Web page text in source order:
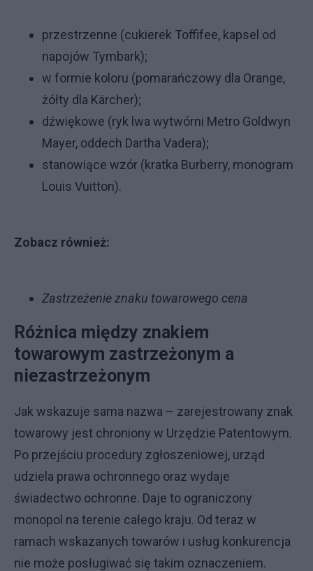
przestrzenne (cukierek Toffifee, kapsel od
napojów Tymbark);
w formie koloru (pomarańczowy dla Orange,
żółty dla Kärcher);
dźwiękowe (ryk lwa wytwórni Metro Goldwyn
Mayer, oddech Dartha Vadera);
stanowiące wzór (kratka Burberry, monogram
Louis Vuitton).
Zobacz również:
Zastrzeżenie znaku towarowego cena
Różnica między znakiem
towarowym zastrzeżonym a
niezastrzeżonym
Jak wskazuje sama nazwa – zarejestrowany znak
towarowy jest chroniony w Urzędzie Patentowym.
Po przejściu procedury zgłoszeniowej, urząd
udziela prawa ochronnego oraz wydaje
świadectwo ochronne. Daje to ograniczony
monopol na terenie całego kraju. Od teraz w
ramach wskazanych towarów i usług konkurencja
nie może posługiwać się takim oznaczeniem.